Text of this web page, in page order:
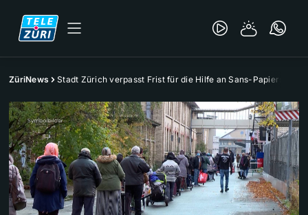
ZüriNews Stadt Zürich verpasst Frist für die Hilfe an Sans-Papiers